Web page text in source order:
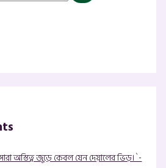
অস্তিত্ব জুড়ে কেবল যেন দেয়ালের ভিড়।`-